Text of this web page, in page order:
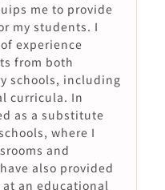
me to provide
my students. I
experience
from both
schools, including
curricula. In
as a substitute
where I
and
also provided
an educational